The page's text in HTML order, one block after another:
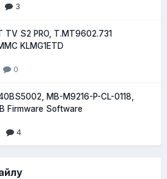
3
TV S2 PRO, T.MT9602.731
KLMG1ETD
0
MB-M9216-P-CL-0118,
Firmware Software
4